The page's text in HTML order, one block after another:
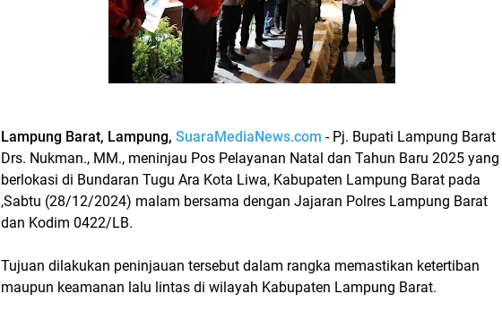
Lampung Barat, Lampung, SuaraMediaNews.com - Pj. Bupati Lampung Barat
Drs. Nukman., MM., meninjau Pos Pelayanan Natal dan Tahun Baru 2025 yang
berlokasi di Bundaran Tugu Ara Kota Liwa, Kabupaten Lampung Barat pada
,Sabtu (28/12/2024) malam bersama dengan Jajaran Polres Lampung Barat
dan Kodim 0422/LB.
Tujuan dilakukan peninjauan tersebut dalam rangka memastikan ketertiban
maupun keamanan lalu lintas di wilayah Kabupaten Lampung Barat.